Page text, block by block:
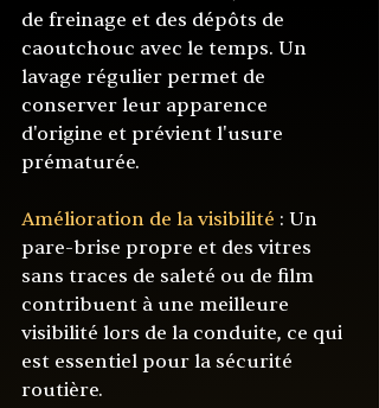
de freinage et des dépôts de
caoutchouc avec le temps. Un
lavage régulier permet de
conserver leur apparence
d'origine et prévient l'usure
prématurée.
Amélioration de la visibilité : Un
pare-brise propre et des vitres
sans traces de saleté ou de film
contribuent à une meilleure
visibilité lors de la conduite, ce qui
est essentiel pour la sécurité
routière.